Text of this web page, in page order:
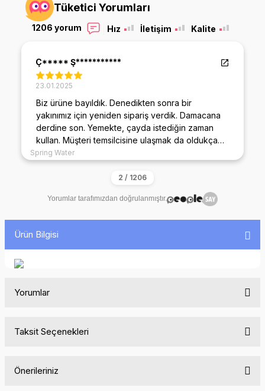
Tüketici Yorumları
1206 yorum Hız İletişim Kalite
Ç***** Ş***********
23.01.2025
Biz ürüne bayıldık. Denedikten sonra bir
yakınımız için yeniden sipariş verdik. Damacana
derdine son. Yemekte, çayda istediğin zaman
kullan. Müşteri temsilcisine ulaşmak da oldukça
kolay.
Spring Water
Yorumlar tarafımızdan doğrulanmıştır.
Ürün Bilgisi
Yorumlar
Taksit Seçenekleri
Önerileriniz